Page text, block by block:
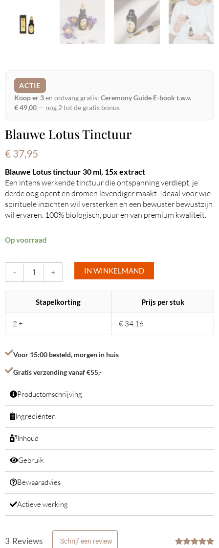
ACTIE
Koop er 3en ontvang gratis: Ceremony Guide E-book t.w.v.
€49,00 — nog 2 tot de gratis bonus
Blauwe Lotus Tinctuur
€ 37,95
Blauwe Lotus tinctuur 30 ml, 15x extract
Een intens werkende tinctuur die ontspanning verdiept, je
derde oog opent en dromen levendiger maakt. Ideaal voor wie
spirituele inzichten wil versterken en een bewuster bewustzijn
wil ervaren. 100% biologisch, puur en van premium kwaliteit.
Op voorraad
-
Lotus
aantal
+ IN WINKELMAND
Stapelkorting Prijs per stuk
2 + € 34,16
Voor 15:00 besteld, morgen in huis
Gratis verzending vanaf €55,-
Productomschrijving
Ingrediënten
Inhoud
Gebruik
Bewaaradvies
Actieve werking
3 Reviews Schrijf een review